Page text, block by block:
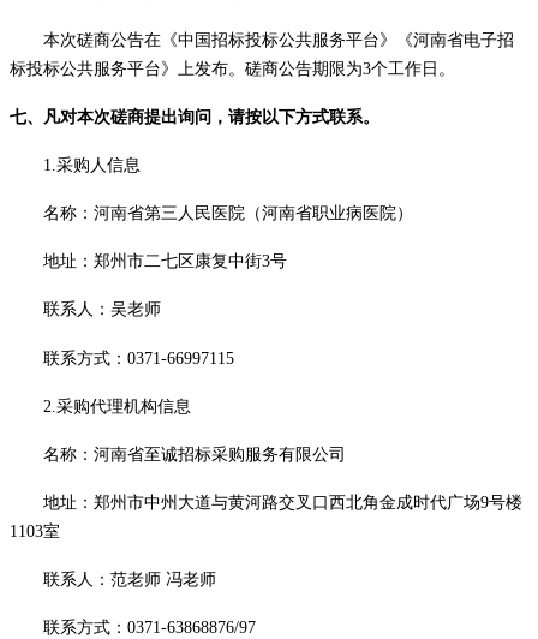
本次磋商公告在 《中国 招标投标公共服务平台》《河南省电子招
标投标公共服务平台》 上发布。磋商公告期限为3个工作日。
七、凡对本次磋商提出询问，请按以下方式联系。
1.采购人信息
名称： 河南省第三人民医院（河南省职业病医院）
地址： 郑州市二七区康复中街3号
联系人： 吴老师
联系方式： 0371-66997115
2.采购代理机构信息
名称：河南省至诚招标采购服务有限公司
地址：郑州市中州大道与黄河路交叉口西北角金成时代广场9号楼
1103室
联系人： 范老师 冯老师
联系方式： 0371-63868876/97